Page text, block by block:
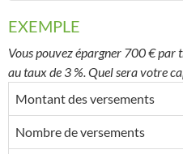
EXEMPLE
Vous pouvez épargner 700 € par
au taux de 3 %. Quel sera votre
Montant des versements
Nombre de versements